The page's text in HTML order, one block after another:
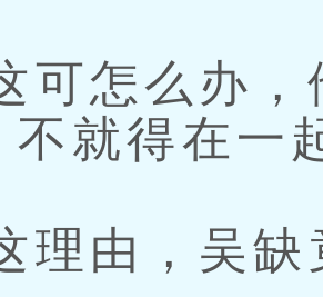
怎么办，
不就得在一
由，吴缺